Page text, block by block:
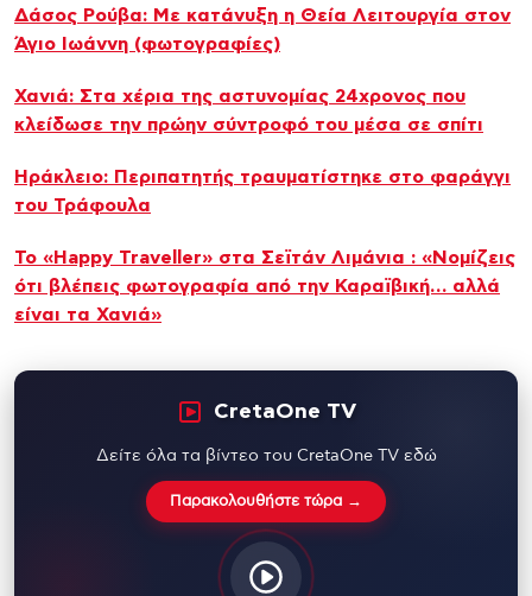
Δάσος Ρούβα: Με κατάνυξη η Θεία Λειτουργία στον
Άγιο Ιωάννη (φωτογραφίες)
Χανιά: Στα χέρια της αστυνομίας 24χρονος που
κλείδωσε την πρώην σύντροφό του μέσα σε σπίτι
Ηράκλειο: Περιπατητής τραυματίστηκε στο φαράγγι
του Τράφουλα
Το «Happy Traveller» στα Σεϊτάν Λιμάνια : «Νομίζεις
ότι βλέπεις φωτογραφία από την Καραϊβική… αλλά
είναι τα Χανιά»
CretaOne TV
Δείτε όλα τα βίντεο του CretaOne TV εδώ
Παρακολουθήστε τώρα →